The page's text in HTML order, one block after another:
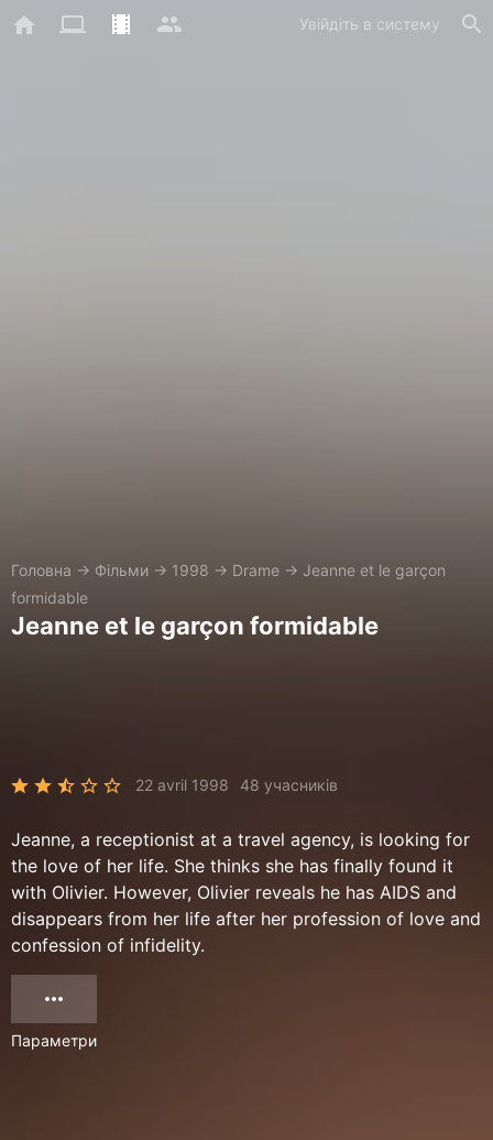
Увійдіть в систему
Головна → Фільми → 1998 → Drame → Jeanne et le garçon
formidable
Jeanne et le garçon formidable
22 avril 1998 48 учасників
Jeanne, a receptionist at a travel agency, is looking for
the love of her life. She thinks she has finally found it
with Olivier. However, Olivier reveals he has AIDS and
disappears from her life after her profession of love and
confession of infidelity.
Параметри